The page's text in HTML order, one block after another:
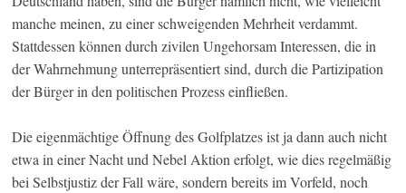
manche meinen, zu einer schweigenden Mehrheit verdammt.
Stattdessen können durch zivilen Ungehorsam Interessen, die in
der Wahrnehmung unterrepräsentiert sind, durch die Partizipation
der Bürger in den politischen Prozess einfließen.
Die eigenmächtige Öffnung des Golfplatzes ist ja dann auch nicht
etwa in einer Nacht und Nebel Aktion erfolgt, wie dies regelmäßig
bei Selbstjustiz der Fall wäre, sondern bereits im Vorfeld, noch